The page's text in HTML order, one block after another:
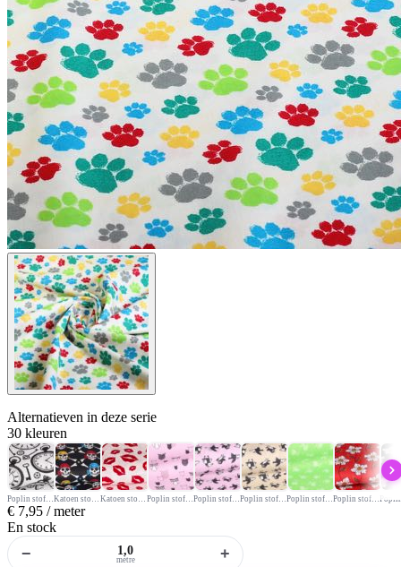
Alternatieven in deze serie
30 kleuren
€ 7,95 / meter
En stock
− mètre +